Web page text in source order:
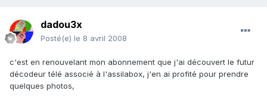
dadou3x
Posté(e) le 8 avril 2008
c'est en renouvelant mon abonnement que j'ai découvert le futur
décodeur télé associé à l'assilabox, j'en ai profité pour prendre
quelques photos,